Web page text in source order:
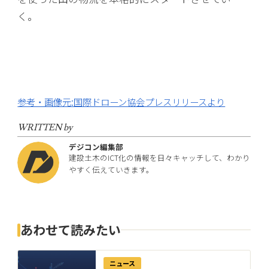
く。
参考・画像元:国際ドローン協会プレスリリースより
WRITTEN by
デジコン編集部
建設土木のICT化の情報を日々キャッチして、わかり
やすく伝えていきます。
あわせて読みたい
ニュース